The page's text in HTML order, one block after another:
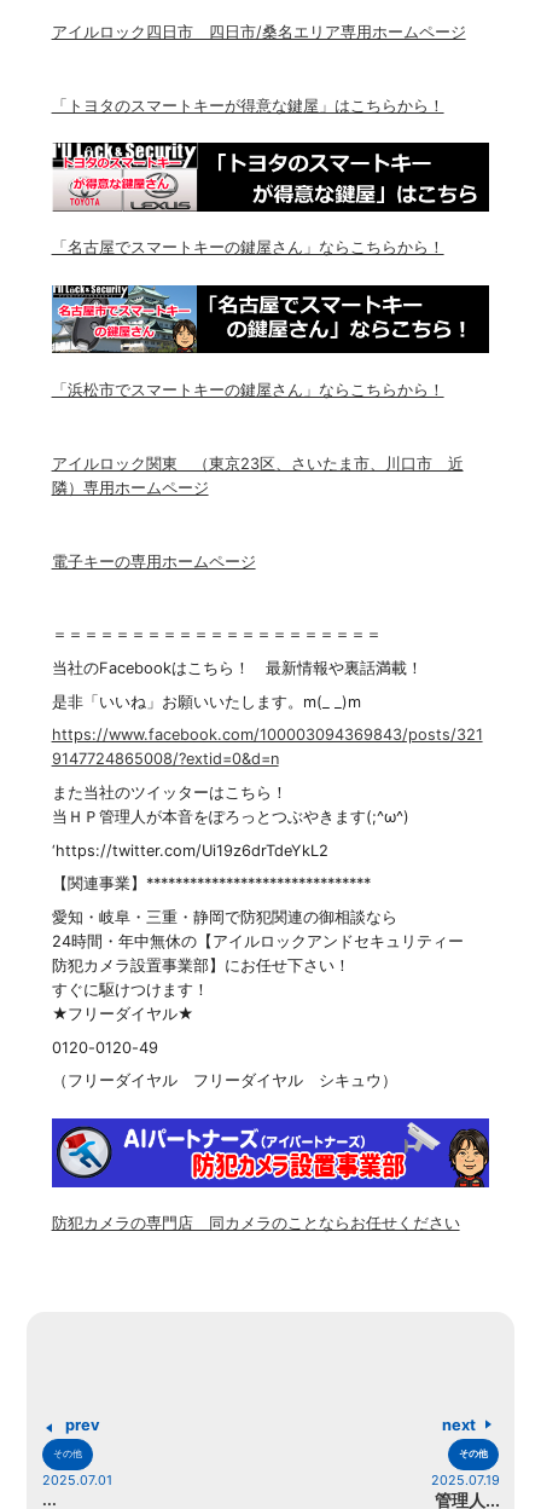
アイルロック四日市 四日市/桑名エリア専用ホームページ
「トヨタのスマートキーが得意な鍵屋」はこちらから！
「名古屋でスマートキーの鍵屋さん」ならこちらから！
「浜松市でスマートキーの鍵屋さん」ならこちらから！
アイルロック関東 （東京23区、さいたま市、川口市 近
隣）専用ホームページ
電子キーの専用ホームページ
＝＝＝＝＝＝＝＝＝＝＝＝＝＝＝＝＝＝＝＝＝
当社のFacebookはこちら！ 最新情報や裏話満載！
是非「いいね」お願いいたします。m(_ _)m
https://www.facebook.com/100003094369843/posts/321
9147724865008/?extid=0&d=n
また当社のツイッターはこちら！
当ＨＰ管理人が本音をぽろっとつぶやきます(;^ω^)
‘https://twitter.com/Ui19z6drTdeYkL2
【関連事業】*******************************
愛知・岐阜・三重・静岡で防犯関連の御相談なら
24時間・年中無休の【アイルロックアンドセキュリティー
防犯カメラ設置事業部】にお任せ下さい！
すぐに駆けつけます！
★フリーダイヤル★
0120-0120-49
（フリーダイヤル フリーダイヤル シキュウ）
防犯カメラの専門店 同カメラのことならお任せください
prev
その他
2025.07.01
...
next
その他
2025.07.19
管理人...